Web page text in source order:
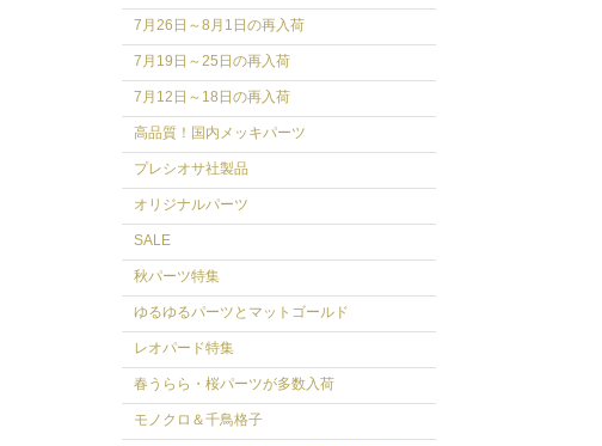
7月26日～8月1日の再入荷
7月19日～25日の再入荷
7月12日～18日の再入荷
高品質！国内メッキパーツ
プレシオサ社製品
オリジナルパーツ
SALE
秋パーツ特集
ゆるゆるパーツとマットゴールド
レオパード特集
春うらら・桜パーツが多数入荷
モノクロ＆千鳥格子